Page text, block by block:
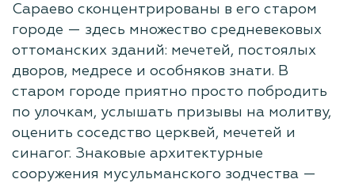
Сараево сконцентрированы в его старом
городе — здесь множество средневековых
оттоманских зданий: мечетей, постоялых
дворов, медресе и особняков знати. В
старом городе приятно просто побродить
по улочкам, услышать призывы на молитву,
оценить соседство церквей, мечетей и
синагог. Знаковые архитектурные
сооружения мусульманского зодчества —